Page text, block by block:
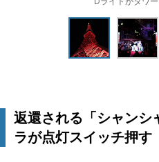
返還される「シャンシ
ラが点灯スイッチ押す